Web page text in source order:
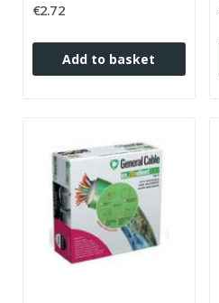
€2.72
Add to basket